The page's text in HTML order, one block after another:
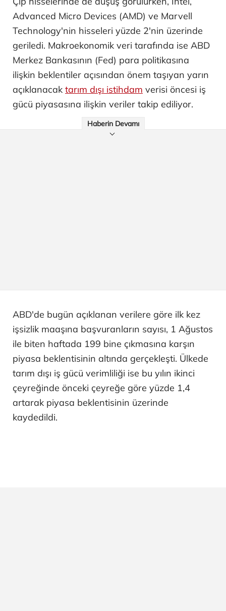
Advanced Micro Devices (AMD) ve Marvell
Technology'nin hisseleri yüzde 2'nin üzerinde
geriledi. Makroekonomik veri tarafında ise ABD
Merkez Bankasının (Fed) para politikasına
ilişkin beklentiler açısından önem taşıyan yarın
açıklanacak tarım dışı istihdam verisi öncesi iş
gücü piyasasına ilişkin veriler takip ediliyor.
Haberin Devamı
ABD'de bugün açıklanan verilere göre ilk kez
işsizlik maaşına başvuranların sayısı, 1 Ağustos
ile biten haftada 199 bine çıkmasına karşın
piyasa beklentisinin altında gerçekleşti. Ülkede
tarım dışı iş gücü verimliliği ise bu yılın ikinci
çeyreğinde önceki çeyreğe göre yüzde 1,4
artarak piyasa beklentisinin üzerinde
kaydedildi.